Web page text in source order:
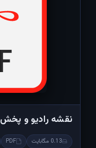
نقشه رادیو و پخش CD پژو 206 P6L
0.13 مگابایت PDF